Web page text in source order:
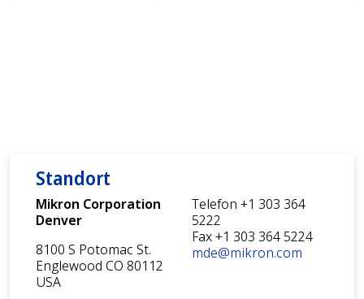
Standort
Mikron Corporation
Denver
8100 S Potomac St.
Englewood CO 80112
USA
Telefon +1 303 364
5222
Fax +1 303 364 5224
mde@mikron.com